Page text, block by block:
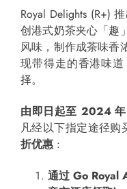
Royal Delights (R+)
创港式奶茶夹心「趣
风味，制作成茶味香
现带得走的香港味
择。
由即日起至 2024年
凡经以下指定途径购
折优惠 :
通过 Go Royal